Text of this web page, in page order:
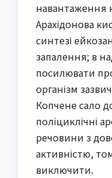
навантаження
Арахідонова
синтезі
запалення; в
посилювати
організм
Копчене сало
поліциклічні
речовини з
активністю,
виключити.